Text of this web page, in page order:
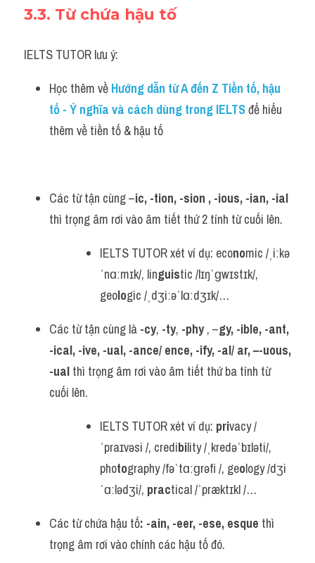
3.3. Từ chứa hậu tố
IELTS TUTOR lưu ý:
​Học thêm về Hướng dẫn từ A đến Z Tiền tố, hậu
tố - Ý nghĩa và cách dùng trong IELTSđể hiểu
thêm về tiền tố & hậu tố
Các từ tận cùng –ic, -tion, -sion , -ious, -ian, -ial
thì trọng âm rơi vào âm tiết thứ 2 tính từ cuối lên.
IELTS TUTOR xét ví dụ: economic /ˌiːkə
ˈnɑːmɪk/, linguistic /lɪŋˈɡwɪstɪk/,
geologic /ˌdʒiːəˈlɑːdʒɪk/…
Các từ tận cùng là -cy, -ty, -phy , –gy, -ible, -ant,
-ical, -ive, -ual, -ance/ ence, -ify, -al/ ar, –-uous,
-ual thì trọng âm rơi vào âm tiết thứ ba tính từ
cuối lên.
IELTS TUTOR xét ví dụ: privacy /
ˈpraɪvəsi /, credibility /ˌkredəˈbɪləti/,
photography /fəˈtɑːɡrəfi /, geology /dʒi
ˈɑːlədʒi/, practical /ˈpræktɪkl /…
Các từ chứa hậu tố: -ain, -eer, -ese, esque thì
trọng âm rơi vào chính các hậu tố đó.